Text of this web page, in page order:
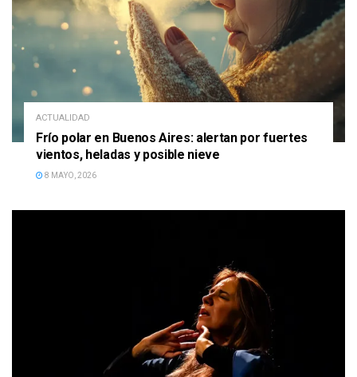
ACTUALIDAD
Frío polar en Buenos Aires: alertan por fuertes
vientos, heladas y posible nieve
8 MAYO, 2026